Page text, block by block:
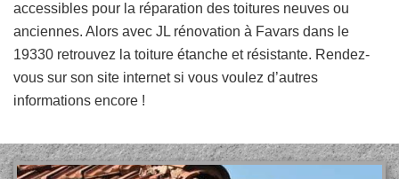
accessibles pour la réparation des toitures neuves ou
anciennes. Alors avec JL rénovation à Favars dans le
19330 retrouvez la toiture étanche et résistante. Rendez-
vous sur son site internet si vous voulez d’autres
informations encore !